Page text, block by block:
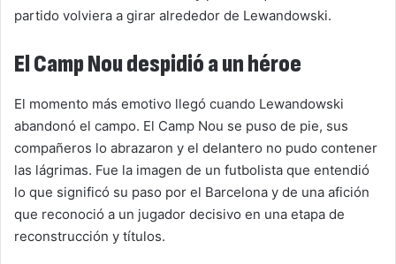
partido volviera a girar alrededor de Lewandowski.
El Camp Nou despidió a un héroe
El momento más emotivo llegó cuando Lewandowski
abandonó el campo. El Camp Nou se puso de pie, sus
compañeros lo abrazaron y el delantero no pudo contener
las lágrimas. Fue la imagen de un futbolista que entendió
lo que significó su paso por el Barcelona y de una afición
que reconoció a un jugador decisivo en una etapa de
reconstrucción y títulos.